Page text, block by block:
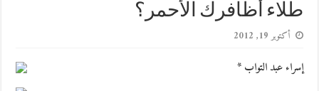
طلاء أظافرك الأحمر؟
أكتوبر 19, 2012
إسراء عبد التواب *